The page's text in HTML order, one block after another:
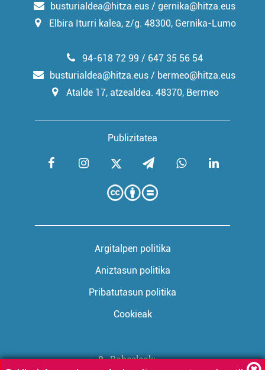
busturialdea@hitza.eus / gernika@hitza.eus
Elbira Iturri kalea, z/g. 48300, Gernika-Lumo
Publizitatea
94-618 72 99 / 647 35 56 54
busturialdea@hitza.eus / bermeo@hitza.eus
Atalde 17, atzealdea. 48370, Bermeo
Argitalpen politika
Aniztasun politika
Pribatutasun politika
Cookieak
Babesleak: